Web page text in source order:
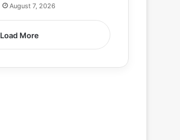
August 7, 2026
Load More